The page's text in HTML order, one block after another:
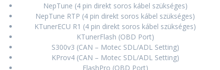
NepTune (4 pin direkt soros kábel szükséges)
NepTune RTP (4 pin direkt soros kábel szükséges)
KTunerECU R1 (4 pin direkt soros kábel szükséges)
KTunerFlash (OBD Port)
S300v3 (CAN – Motec SDL/ADL Setting)
KProv4 (CAN – Motec SDL/ADL Setting)
FlashPro (OBD Port)